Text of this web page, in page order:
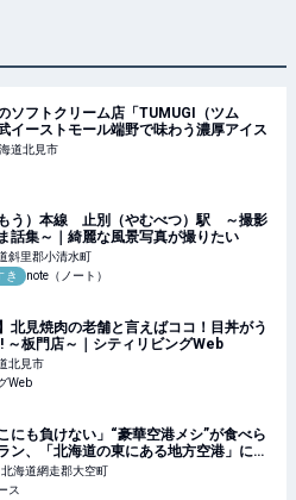
ソフトクリーム店「TUMUGI（ツム
イーストモール端野で味わう濃厚アイス
道北見市
う）本線 止別（やむべつ）駅 ～撮影
話集～｜綺麗な風景写真が撮りたい
斜里郡小清水町
き
note（ノート）
北見焼肉の老舗と言えばココ！目丼がう
～板門店～｜シティリビングWeb
北見市
Web
にも負けない」“豪華空港メシ”が食べら
ン、「北海道の東にある地方空港」に出
い全貌 | 乗りものニュース
北海道網走郡大空町
ス